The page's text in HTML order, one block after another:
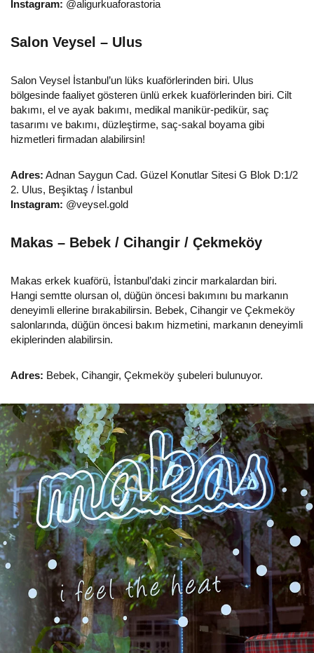
Instagram: @aligurkuaforastoria
Salon Veysel – Ulus
Salon Veysel İstanbul’un lüks kuaförlerinden biri. Ulus
bölgesinde faaliyet gösteren ünlü erkek kuaförlerinden biri. Cilt
bakımı, el ve ayak bakımı, medikal manikür-pedikür, saç
tasarımı ve bakımı, düzleştirme, saç-sakal boyama gibi
hizmetleri firmadan alabilirsin!
Adres: Adnan Saygun Cad. Güzel Konutlar Sitesi G Blok D:1/2
2. Ulus, Beşiktaş / İstanbul
Instagram: @veysel.gold
Makas – Bebek / Cihangir / Çekmeköy
Makas erkek kuaförü, İstanbul’daki zincir markalardan biri.
Hangi semtte olursan ol, düğün öncesi bakımını bu markanın
deneyimli ellerine bırakabilirsin. Bebek, Cihangir ve Çekmeköy
salonlarında, düğün öncesi bakım hizmetini, markanın deneyimli
ekiplerinden alabilirsin.
Adres: Bebek, Cihangir, Çekmeköy şubeleri bulunuyor.